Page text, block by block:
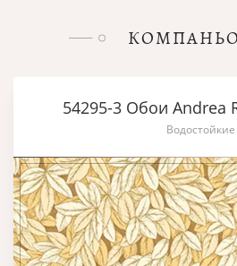
54295-3 Обои Andrea
Водостойкие